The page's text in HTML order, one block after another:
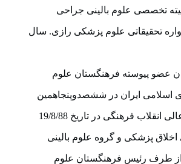
تخصصی علوم بالینی جراحی
تحقیقاتی علوم پزشکی رازی. سال
عضو پیوسته فرهنگستان علوم
اسلامی ایران در ششصدوپنجاهمین
فرهنگی در تاریخ 19/8/88
پزشکی و گروه علوم بالینی
تاریخ 23/10/88 از طرف رئیس فرهنگستان علوم